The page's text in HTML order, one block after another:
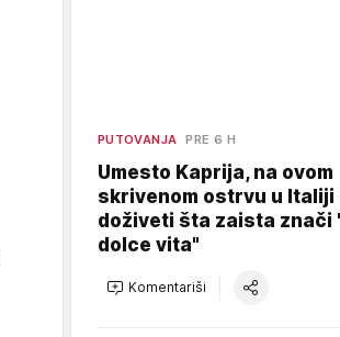
PUTOVANJA PRE 6 H
Umesto Kaprija, na ovom
skrivenom ostrvu u Italiji
doživeti šta zaista znači
dolce vita"
Komentariši